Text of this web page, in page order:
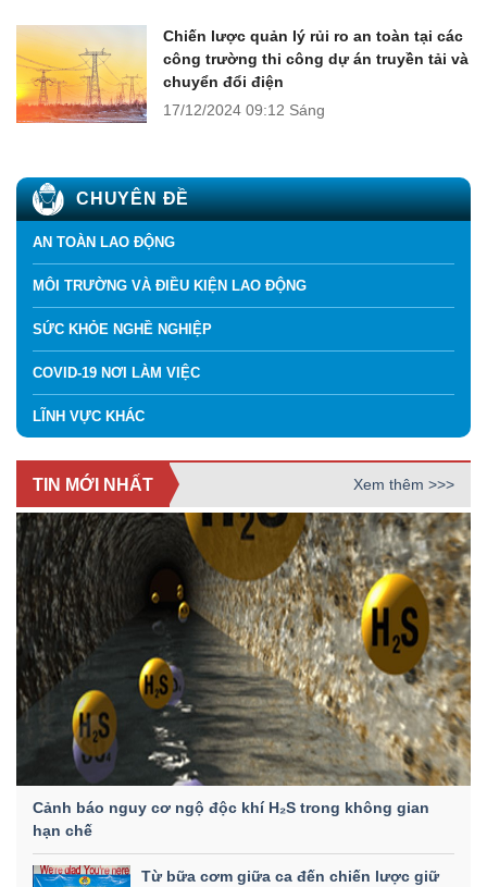
Chiến lược quản lý rủi ro an toàn tại các
công trường thi công dự án truyền tải và
chuyển đổi điện
17/12/2024 09:12 Sáng
CHUYÊN ĐỀ
AN TOÀN LAO ĐỘNG
MÔI TRƯỜNG VÀ ĐIỀU KIỆN LAO ĐỘNG
SỨC KHỎE NGHỀ NGHIỆP
COVID-19 NƠI LÀM VIỆC
LĨNH VỰC KHÁC
TIN MỚI NHẤT Xem thêm >>>
Cảnh báo nguy cơ ngộ độc khí H₂S trong không gian
hạn chế
Từ bữa cơm giữa ca đến chiến lược giữ